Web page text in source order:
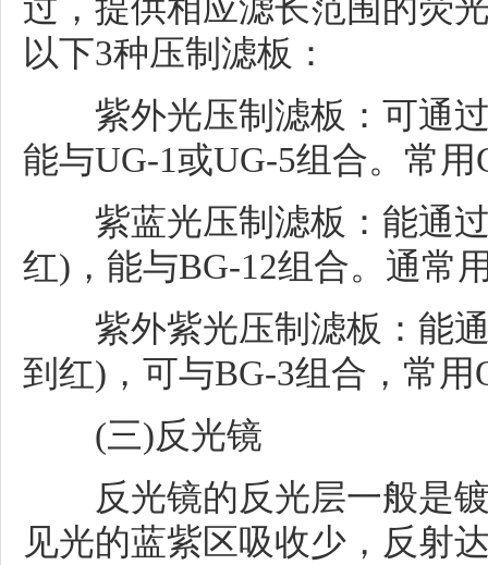
过，提供相应滤长范围的荧
以下3种压制滤板：
紫外光压制滤板：可通过
能与UG-1或UG-5组合。常
紫蓝光压制滤板：能通过
红)，能与BG-12组合。通常
紫外紫光压制滤板：能通
到红)，可与BG-3组合，常
(三)反光镜
反光镜的反光层一般是镀
见光的蓝紫区吸收少，反射